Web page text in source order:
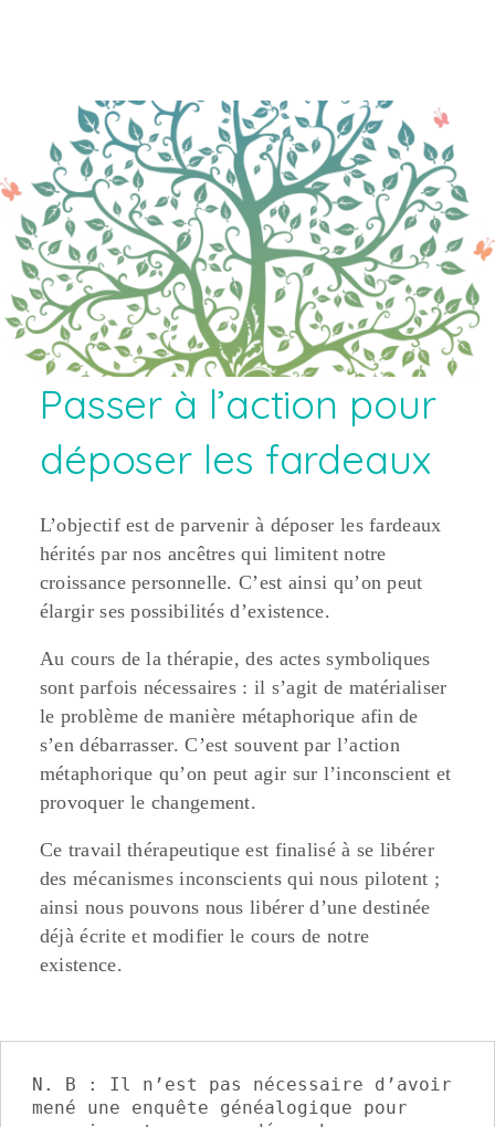
Passer à l’action pour
déposer les fardeaux
L’objectif est de parvenir à déposer les fardeaux
hérités par nos ancêtres qui limitent notre
croissance personnelle. C’est ainsi qu’on peut
élargir ses possibilités d’existence.
Au cours de la thérapie, des actes symboliques
sont parfois nécessaires : il s’agit de matérialiser
le problème de manière métaphorique afin de
s’en débarrasser. C’est souvent par l’action
métaphorique qu’on peut agir sur l’inconscient et
provoquer le changement.
Ce travail thérapeutique est finalisé à se libérer
des mécanismes inconscients qui nous pilotent ;
ainsi nous pouvons nous libérer d’une destinée
déjà écrite et modifier le cours de notre
existence.
N. B : Il n’est pas nécessaire d’avoir
mené une enquête généalogique pour